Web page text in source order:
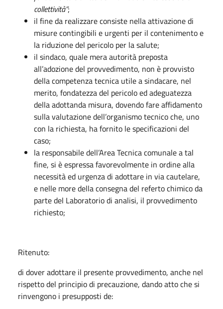
collettività”;
il fine da realizzare consiste nella attivazione di
misure contingibili e urgenti per il contenimento e
la riduzione del pericolo per la salute;
il sindaco, quale mera autorità preposta
all’adozione del provvedimento, non è provvisto
della competenza tecnica utile a sindacare, nel
merito, fondatezza del pericolo ed adeguatezza
della adottanda misura, dovendo fare affidamento
sulla valutazione dell’organismo tecnico che, uno
con la richiesta, ha fornito le specificazioni del
caso;
la responsabile dell’Area Tecnica comunale a tal
fine, si è espressa favorevolmente in ordine alla
necessità ed urgenza di adottare in via cautelare,
e nelle more della consegna del referto chimico da
parte del Laboratorio di analisi, il provvedimento
richiesto;
Ritenuto:
di dover adottare il presente provvedimento, anche nel
rispetto del principio di precauzione, dando atto che si
rinvengono i presupposti de: